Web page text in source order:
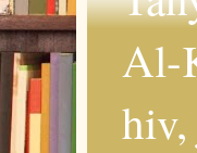
Al-
hiv,